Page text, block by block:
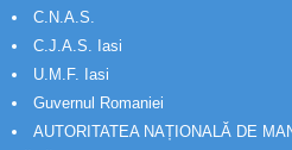
C.N.A.S.
C.J.A.S. Iasi
U.M.F. Iasi
Guvernul Romaniei
AUTORITATEA NAȚIONALĂ DE